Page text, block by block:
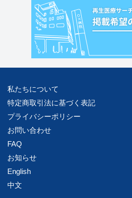
私たちについて
特定商取引法に基づく表記
プライバシーポリシー
お問い合わせ
FAQ
お知らせ
English
中文